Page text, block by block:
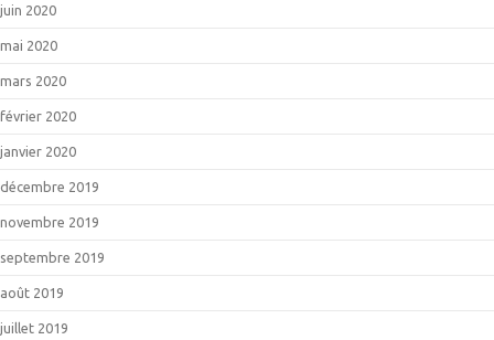
juin 2020
mai 2020
mars 2020
février 2020
janvier 2020
décembre 2019
novembre 2019
septembre 2019
août 2019
juillet 2019